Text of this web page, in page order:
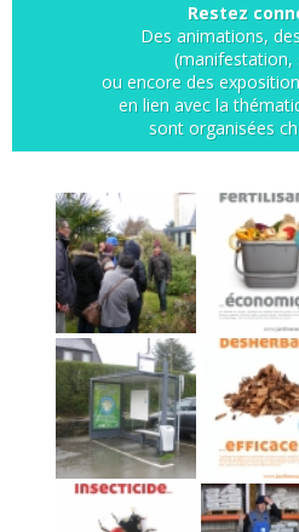
Restez
Des animations,
ou encore des
en lien avec la
sont organisées